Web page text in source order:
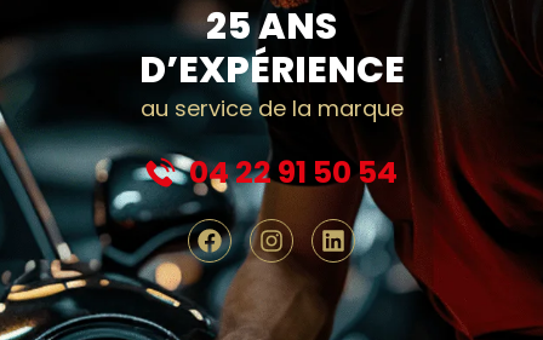
25 ANS
D’EXPÉRIENCE
au service de la marque
04 22 91 50 54